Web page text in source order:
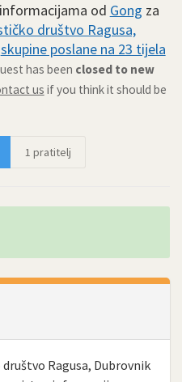
od Gong za
društvo Ragusa,
skupine poslane na 23 tijela
has been closed to new
us if you think it should be
1 pratitelj
Ragusa, Dubrovnik